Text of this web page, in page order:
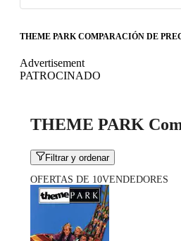
THEME PARK COMPARACIÓN DE
Advertisement
PATROCINADO
THEME PARK
Filtrar y ordenar
OFERTAS DE 10VENDEDORES